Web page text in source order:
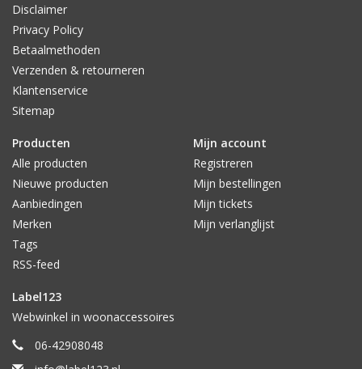
Disclaimer
Privacy Policy
Betaalmethoden
Verzenden & retourneren
Klantenservice
Sitemap
Producten
Alle producten
Nieuwe producten
Aanbiedingen
Merken
Tags
RSS-feed
Mijn account
Registreren
Mijn bestellingen
Mijn tickets
Mijn verlanglijst
Label123
Webwinkel in woonaccessoires
06-42908048